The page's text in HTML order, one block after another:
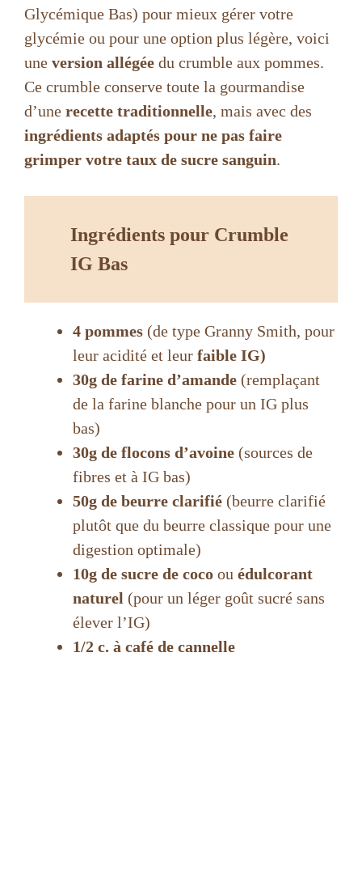
Glycémique Bas) pour mieux gérer votre
glycémie ou pour une option plus légère, voici
une version allégée du crumble aux pommes.
Ce crumble conserve toute la gourmandise
d’une recette traditionnelle, mais avec des
ingrédients adaptés pour ne pas faire
grimper votre taux de sucre sanguin.
Ingrédients pour Crumble
IG Bas
4 pommes (de type Granny Smith, pour
leur acidité et leur faible IG)
30g de farine d’amande (remplaçant
de la farine blanche pour un IG plus
bas)
30g de flocons d’avoine (sources de
fibres et à IG bas)
50g de beurre clarifié (beurre clarifié
plutôt que du beurre classique pour une
digestion optimale)
10g de sucre de coco ou édulcorant
naturel (pour un léger goût sucré sans
élever l’IG)
1/2 c. à café de cannelle